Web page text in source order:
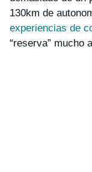
130km de
experiencias de
“reserva” mucho